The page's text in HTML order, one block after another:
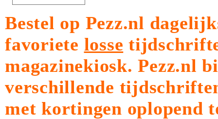
Bestel op Pezz.nl
favoriete losse
magazinekiosk.Pezz.nl
verschillende
met kortingen oplopend